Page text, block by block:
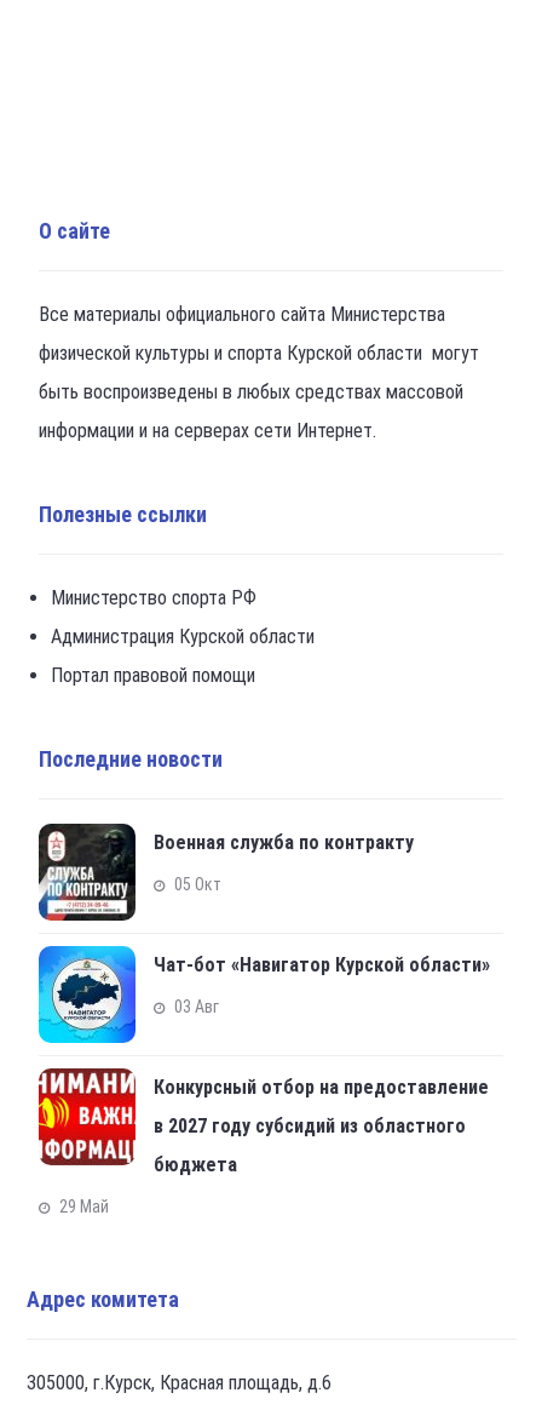
О сайте
Все материалы официального сайта Министерства
физической культуры и спорта Курской области могут
быть воспроизведены в любых средствах массовой
информации и на серверах сети Интернет.
Полезные ссылки
Министерство спорта РФ
Администрация Курской области
Портал правовой помощи
Последние новости
Военная служба по контракту
05 Окт
Чат-бот «Навигатор Курской области»
03 Авг
Конкурсный отбор на предоставление
в 2027 году субсидий из областного
бюджета
29 Май
Адрес комитета
305000, г.Курск, Красная площадь, д.6